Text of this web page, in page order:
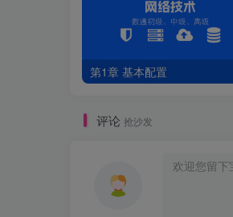
第1章 基本配置
评论 抢沙发